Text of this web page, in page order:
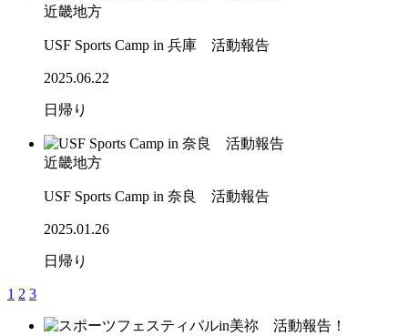
近畿地方
USF Sports Camp in 兵庫 活動報告
2025.06.22
日帰り
近畿地方
USF Sports Camp in 奈良 活動報告
2025.01.26
日帰り
1 2 3